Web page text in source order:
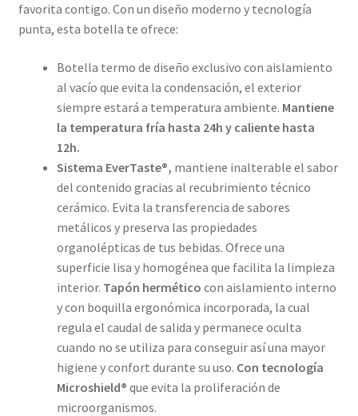
favorita contigo. Con un diseño moderno y tecnología
punta, esta botella te ofrece:
Botella termo de diseño exclusivo con aislamiento
al vacío que evita la condensación, el exterior
siempre estará a temperatura ambiente. Mantiene
la temperatura fría hasta 24h y caliente hasta
12h.
Sistema EverTaste®, mantiene inalterable el sabor
del contenido gracias al recubrimiento técnico
cerámico. Evita la transferencia de sabores
metálicos y preserva las propiedades
organolépticas de tus bebidas. Ofrece una
superficie lisa y homogénea que facilita la limpieza
interior. Tapón hermético con aislamiento interno
y con boquilla ergonómica incorporada, la cual
regula el caudal de salida y permanece oculta
cuando no se utiliza para conseguir así una mayor
higiene y confort durante su uso. Con tecnología
Microshield® que evita la proliferación de
microorganismos.